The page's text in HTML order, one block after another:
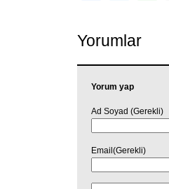
Yorumlar
Yorum yap
Ad Soyad (Gerekli)
Email(Gerekli)